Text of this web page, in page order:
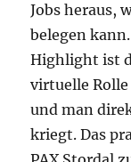
Jobs heraus,
belegen
Highlight ist
virtuelle
und man
kriegt. Das